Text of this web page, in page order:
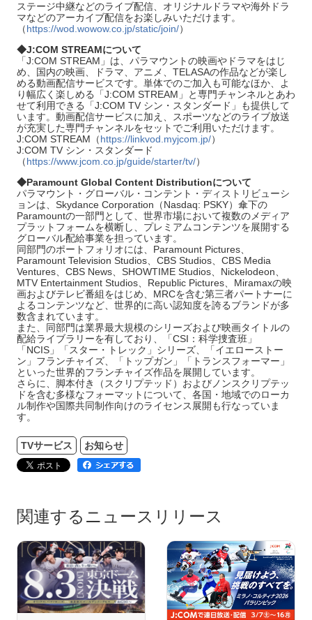
ステージ中継などのライブ配信、オリジナルドラマや海外ドラ
マなどのアーカイブ配信をお楽しみいただけます。
（https://wod.wowow.co.jp/static/join/）
◆J:COM STREAMについて
「J:COM STREAM」は、パラマウントの映画やドラマをはじ
め、国内の映画、ドラマ、アニメ、TELASAの作品などが楽し
める動画配信サービスです。単体でのご加入も可能なほか、よ
り幅広く楽しめる「J:COM STREAM」と専門チャンネルとあわ
せて利用できる「J:COM TV シン・スタンダード」も提供して
います。動画配信サービスに加え、スポーツなどのライブ放送
が充実した専門チャンネルをセットでご利用いただけます。
J:COM STREAM（https://linkvod.myjcom.jp/）
J:COM TV シン・スタンダード
（https://www.jcom.co.jp/guide/starter/tv/）
◆Paramount Global Content Distributionについて
パラマウント・グローバル・コンテント・ディストリビューシ
ョンは、Skydance Corporation（Nasdaq: PSKY）傘下の
Paramountの一部門として、世界市場において複数のメディア
プラットフォームを横断し、プレミアムコンテンツを展開する
グローバル配給事業を担っています。
同部門のポートフォリオには、Paramount Pictures、
Paramount Television Studios、CBS Studios、CBS Media
Ventures、CBS News、SHOWTIME Studios、Nickelodeon、
MTV Entertainment Studios、Republic Pictures、Miramaxの映
画およびテレビ番組をはじめ、MRCを含む第三者パートナーに
よるコンテンツなど、世界的に高い認知度を誇るブランドが多
数含まれています。
また、同部門は業界最大規模のシリーズおよび映画タイトルの
配給ライブラリーを有しており、「CSI：科学捜査班」
「NCIS」「スター・トレック」シリーズ、「イエローストー
ン」フランチャイズ、「トップガン」「トランスフォーマー」
といった世界的フランチャイズ作品を展開しています。
さらに、脚本付き（スクリプテッド）およびノンスクリプテッ
ドを含む多様なフォーマットについて、各国・地域でのローカ
ル制作や国際共同制作向けのライセンス展開も行なっていま
す。
TVサービス お知らせ
関連するニュースリリース